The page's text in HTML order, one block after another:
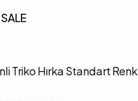
SALE
Triko Hırka Standart Renk